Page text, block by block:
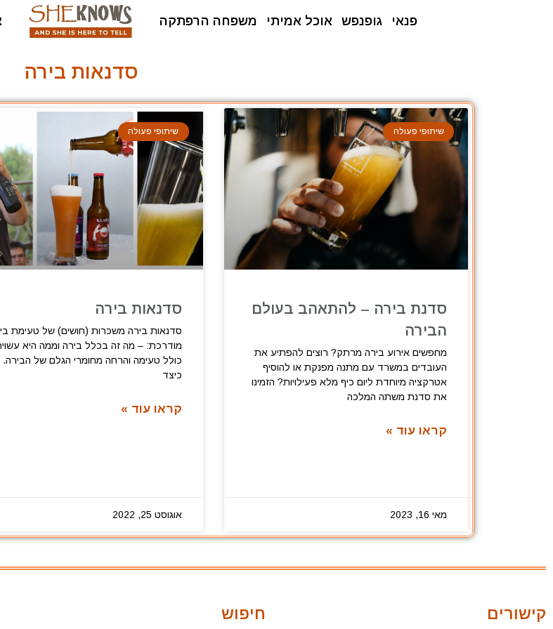
פנאי גופנפש אוכל אמיתי משפחה הרפתקה
סדנאות בירה
שיתופי פעולה
סדנת בירה – להתאהב בעולם
הבירה
מחפשים אירוע בירה מרתק? רוצים להפתיע את
העובדים במשרד עם מתנה מפנקת או להוסיף
אטרקציה מיוחדת ליום כיף מלא פעילויות? הזמינו
את סדנת משתה המלכה
קראו עוד »
מאי 16, 2023
שיתופי פעולה
סדנאות בירה
סדנאות בירה משכרות (חושים) של טעימת
מודרכת: – מה זה בכלל בירה וממה היא
כולל טעימה והרחה מחומרי הגלם של הבירה.
כיצד
קראו עוד »
אוגוסט 25, 2022
קישורים חיפוש